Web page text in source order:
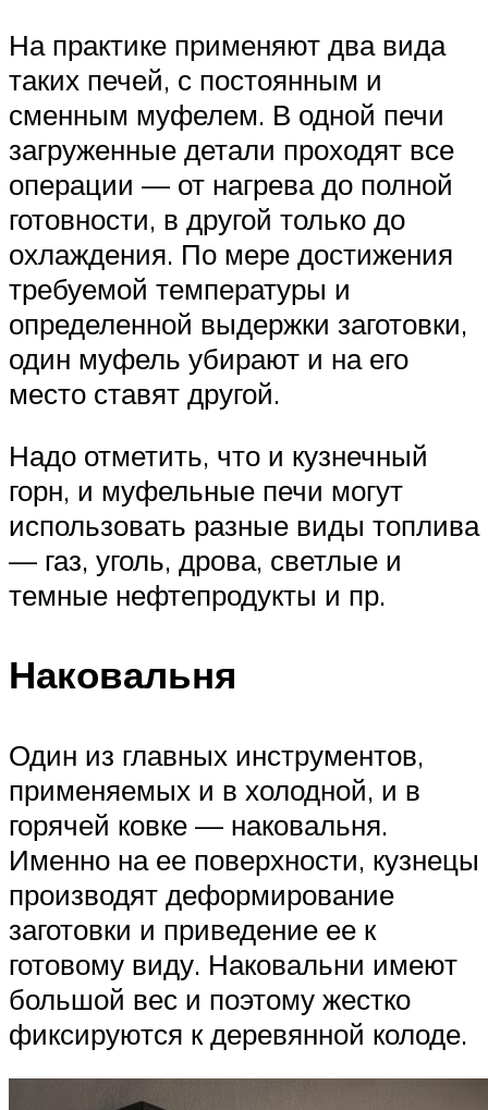
На практике применяют два вида
таких печей, с постоянным и
сменным муфелем. В одной печи
загруженные детали проходят все
операции — от нагрева до полной
готовности, в другой только до
охлаждения. По мере достижения
требуемой температуры и
определенной выдержки заготовки,
один муфель убирают и на его
место ставят другой.
Надо отметить, что и кузнечный
горн, и муфельные печи могут
использовать разные виды топлива
— газ, уголь, дрова, светлые и
темные нефтепродукты и пр.
Наковальня
Один из главных инструментов,
применяемых и в холодной, и в
горячей ковке — наковальня.
Именно на ее поверхности, кузнецы
производят деформирование
заготовки и приведение ее к
готовому виду. Наковальни имеют
большой вес и поэтому жестко
фиксируются к деревянной колоде.